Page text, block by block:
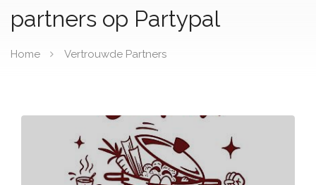
partners op Partypal
Home Vertrouwde Partners